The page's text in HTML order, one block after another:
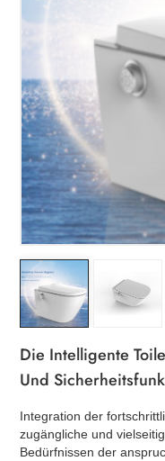
Die Intelligente
Und
Integration der
zugängliche und
Bedürfnissen der